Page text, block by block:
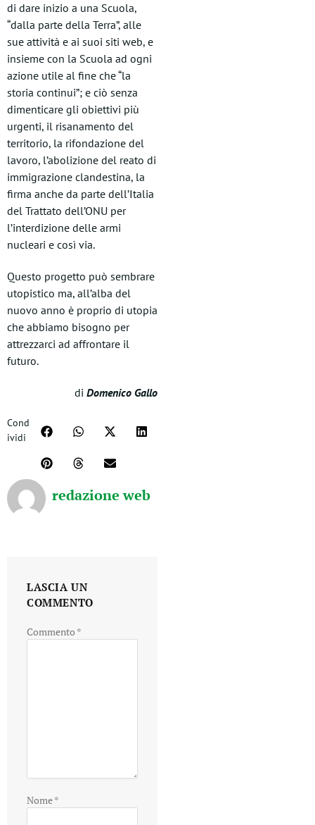
di dare inizio a una Scuola,
“dalla parte della Terra”, alle
sue attività e ai suoi siti web, e
insieme con la Scuola ad ogni
azione utile al fine che “la
storia continui”; e ciò senza
dimenticare gli obiettivi più
urgenti, il risanamento del
territorio, la rifondazione del
lavoro, l’abolizione del reato di
immigrazione clandestina, la
firma anche da parte dell’Italia
del Trattato dell’ONU per
l’interdizione delle armi
nucleari e così via.
Questo progetto può sembrare
utopistico ma, all’alba del
nuovo anno è proprio di utopia
che abbiamo bisogno per
attrezzarci ad affrontare il
futuro.
di Domenico Gallo
Cond
ividi
redazione web
LASCIA UN
COMMENTO
Commento *
Nome*